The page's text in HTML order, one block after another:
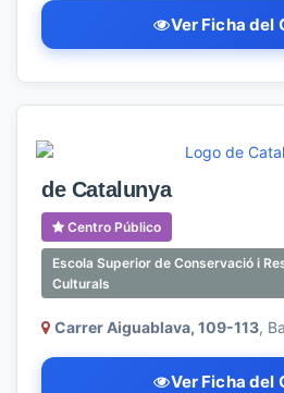
Ver Ficha del
de Catalunya
Centro Público
Escola Superior de Conservació i
Culturals
Carrer Aiguablava, 109-113,
Ver Ficha del